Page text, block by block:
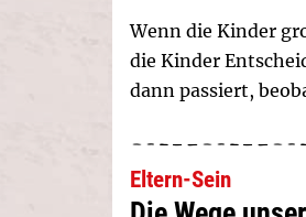
Wenn die Kinder
die Kinder
dann passiert,
Eltern-Sein